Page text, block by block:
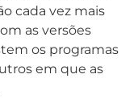
cada vez mais
as versões
os programas
em que as